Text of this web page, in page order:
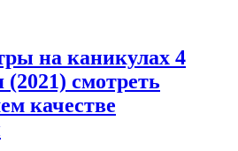
на каникулах 4
смотреть
качестве